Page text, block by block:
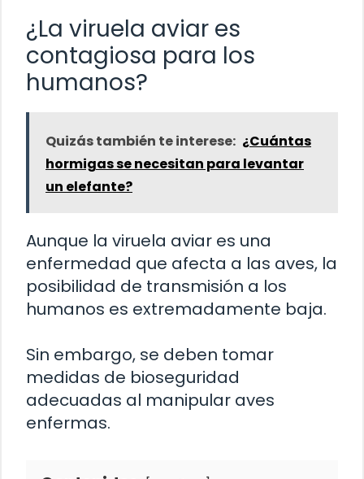
¿La viruela aviar es
contagiosa para los
humanos?
Quizás también te interese: ¿Cuántas
hormigas se necesitan para levantar
un elefante?
Aunque la viruela aviar es una
enfermedad que afecta a las aves, la
posibilidad de transmisión a los
humanos es extremadamente baja.
Sin embargo, se deben tomar
medidas de bioseguridad
adecuadas al manipular aves
enfermas.